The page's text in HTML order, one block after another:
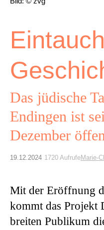
Beilagen und
Archiv
Über uns
ePaper
aktuelle
Suchen
Das jüdische
Endingen ist
Dezember
19.12.2024 1720 AufrufeMarie-
Mit der Eröffnung
kommt das Projekt
breiten Publikum